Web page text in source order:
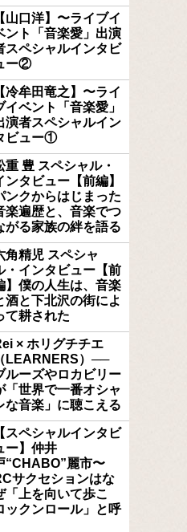
【山口洋】〜ライブイ
ント「音楽愛」出演
スペシャルインタビ
ー②
【冷牟田竜之】〜ライ
イベント「音楽愛」
演者スペシャルイン
ビュー①
重 豊 スペシャル・
ンタビュー【前編】
ンクからはじまった
楽遍歴と、音楽でつ
がる家族の絆を語る
角精児 スペシャ
・インタビュー【前
】僕の人生は、音楽
酒と下北沢の街によ
て耕された
× ホリグチチエ
（LEARNERS）──
ルーズやロカビリー
「世界で一番オシャ
な音楽」に聴こえる
【スペシャルインタビ
ー】仲井
“CHABO”麗市〜
サクセションはな
「上を向いて歩こ
ックンロール」と呼